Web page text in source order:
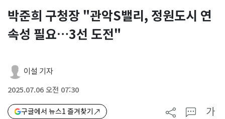
박준희 구청장 "관악S밸리, 정원도시 연
속성 필요…3선 도전"
이설 기자
2025.07.06 오전 07:30
구글에서 뉴스1 즐겨찾기 가